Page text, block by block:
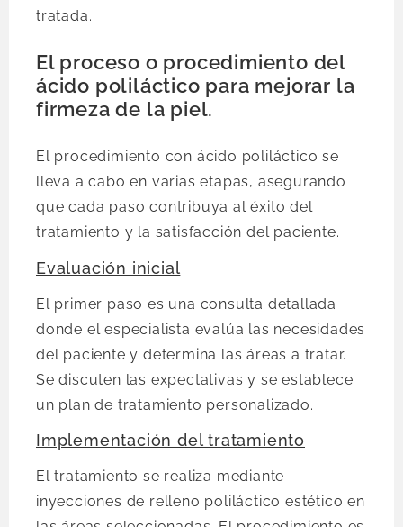
tratada.
El proceso o procedimiento del
ácido poliláctico para mejorar la
firmeza de la piel.
El procedimiento con ácido poliláctico se
lleva a cabo en varias etapas, asegurando
que cada paso contribuya al éxito del
tratamiento y la satisfacción del paciente.
Evaluación inicial
El primer paso es una consulta detallada
donde el especialista evalúa las necesidades
del paciente y determina las áreas a tratar.
Se discuten las expectativas y se establece
un plan de tratamiento personalizado.
Implementación del tratamiento
El tratamiento se realiza mediante
inyecciones de relleno poliláctico estético en